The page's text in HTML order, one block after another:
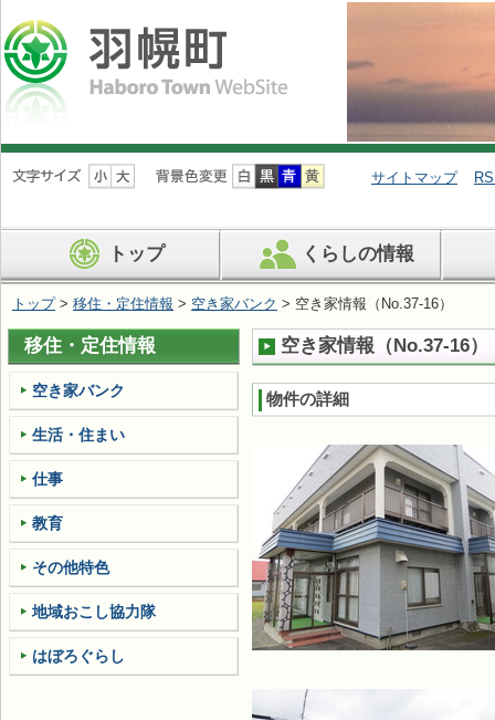
ナ
ビ
ン
を
ば
す
サイトマップ
トップ くらしの情報
トップ> 移住・定住情報 > 空き家バンク > 空き家情報（No.37-16）
空き家情報（No.37-16）
物件の詳細
移住・定住情報
空き家バンク
生活・住まい
仕事
教育
その他特色
地域おこし協力隊
はぼろぐらし